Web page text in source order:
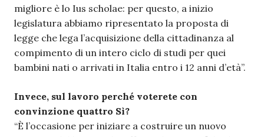
migliore è lo Ius scholae: per questo, a inizio
legislatura abbiamo ripresentato la proposta di
legge che lega l’acquisizione della cittadinanza al
compimento di un intero ciclo di studi per quei
bambini nati o arrivati in Italia entro i 12 anni d’età”.
Invece, sul lavoro perché voterete con
convinzione quattro Sì?
“È l’occasione per iniziare a costruire un nuovo